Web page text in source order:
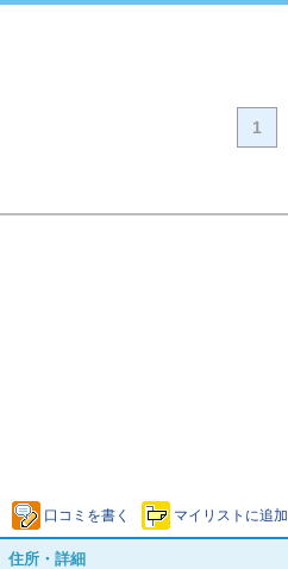
1
口コミを書く マイリストに追加
住所・詳細